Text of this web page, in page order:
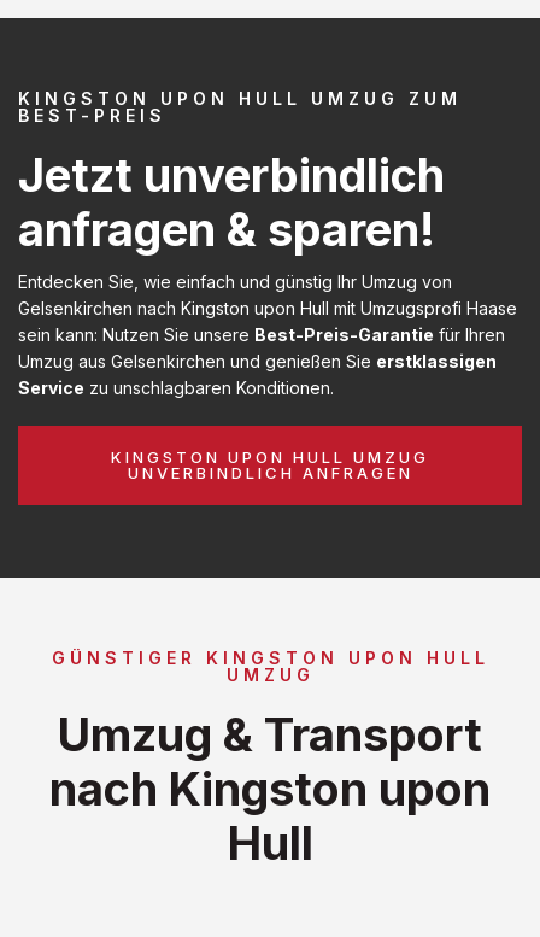
KINGSTON UPON HULL UMZUG ZUM
BEST-PREIS
Jetzt unverbindlich
anfragen & sparen!
Entdecken Sie, wie einfach und günstig Ihr Umzug von
Gelsenkirchen nach Kingston upon Hull mit Umzugsprofi Haase
sein kann: Nutzen Sie unsere Best-Preis-Garantie für Ihren
Umzug aus Gelsenkirchen und genießen Sie erstklassigen
Service zu unschlagbaren Konditionen.
KINGSTON UPON HULL UMZUG
UNVERBINDLICH ANFRAGEN
GÜNSTIGER KINGSTON UPON HULL
UMZUG
Umzug & Transport
nach Kingston upon
Hull